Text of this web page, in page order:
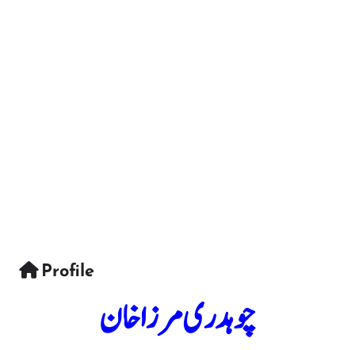
Profile
چوہدری مرزا خان